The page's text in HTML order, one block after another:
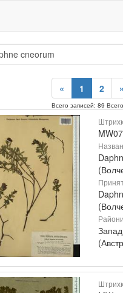
« 1 2 »
Всего записей: 89